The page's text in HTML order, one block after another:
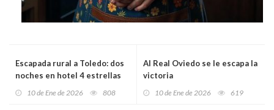
Escapada rural a Toledo: dos
noches en hotel 4 estrellas
10 de Ene de 2026 808
Al Real Oviedo se le escapa la
victoria
10 de Ene de 2026 619